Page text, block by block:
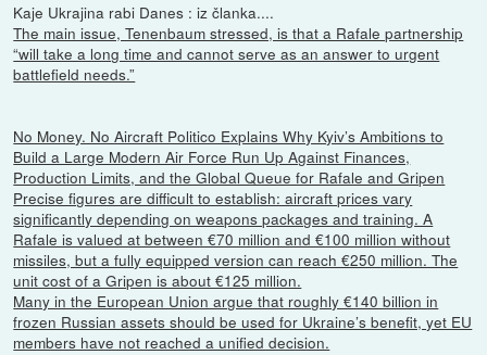
Kaje Ukrajina rabi Danes : iz članka....
The main issue, Tenenbaum stressed, is that a Rafale partnership
“will take a long time and cannot serve as an answer to urgent
battlefield needs.”
No Money. No Aircraft Politico Explains Why Kyiv’s Ambitions to
Build a Large Modern Air Force Run Up Against Finances,
Production Limits, and the Global Queue for Rafale and Gripen
Precise figures are difficult to establish: aircraft prices vary
significantly depending on weapons packages and training. A
Rafale is valued at between €70 million and €100 million without
missiles, but a fully equipped version can reach €250 million. The
unit cost of a Gripen is about €125 million.
Many in the European Union argue that roughly €140 billion in
frozen Russian assets should be used for Ukraine’s benefit, yet EU
members have not reached a unified decision.